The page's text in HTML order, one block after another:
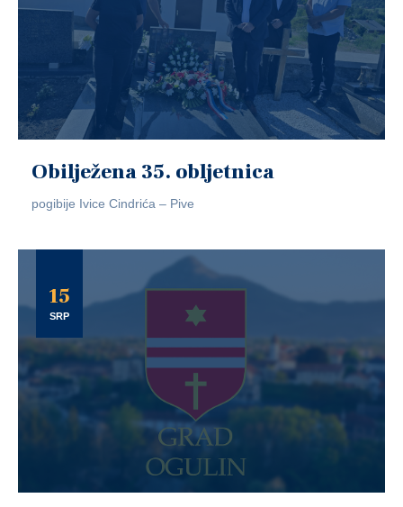
Obilježena 35. obljetnica
pogibije Ivice Cindrića – Pive
15
SRP